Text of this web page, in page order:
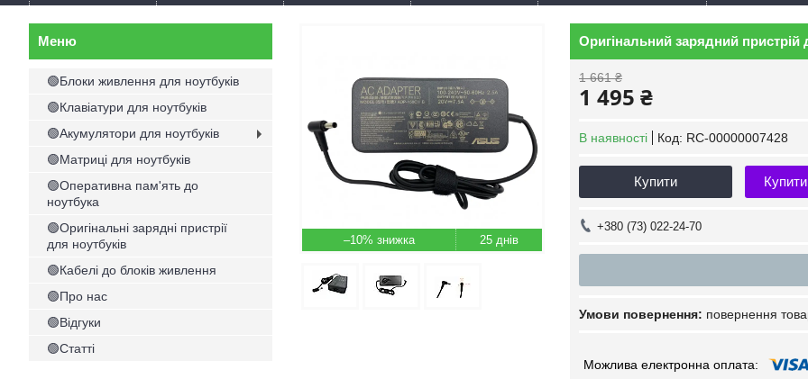
–10% 25 днів
Оригінальний зарядний пристрій
1 661 ₴
1 495 ₴
В наявності Код: RC-00000007428
Купити
+380 (73) 022-24-70
повернення
🟢Блоки живлення для ноутбуків
🟢Клавіатури для ноутбуків
🟢Акумулятори для ноутбуків
🟢Матриці для ноутбуків
🟢Оперативна пам'ять до
ноутбука
🟢Оригінальні зарядні пристрії
для ноутбуків
🟢Кабелі до блоків живлення
🟢Про нас
🟢Відгуки
🟢Статті